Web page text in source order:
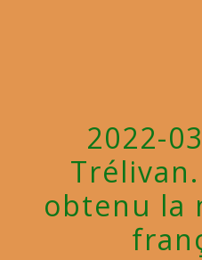
2022-
obtenu la